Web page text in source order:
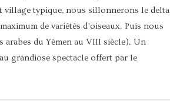
village typique, nous sillonnerons le delta
de variétés d’oiseaux. Puis nous
arabes du Yémen au VIII siècle). Un
grandiose spectacle offert par le